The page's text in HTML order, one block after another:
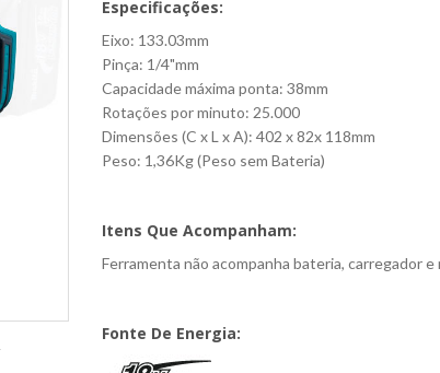
Especificações:
Eixo: 133.03mm
Pinça: 1/4"mm
Capacidade máxima ponta: 38mm
Rotações por minuto: 25.000
Dimensões (C x L x A): 402 x 82x 118mm
Peso: 1,36Kg (Peso sem Bateria)
Itens Que Acompanham:
Ferramenta não acompanha bateria, carregador e
Fonte De Energia: